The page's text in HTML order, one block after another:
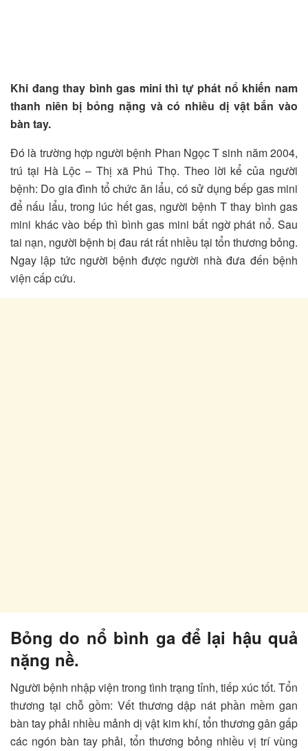
Khi đang thay bình gas mini thì tự phát nổ khiến nam
thanh niên bị bỏng nặng và có nhiều dị vật bắn vào
bàn tay.
Đó là trường hợp người bệnh Phan Ngọc T sinh năm 2004,
trú tại Hà Lộc – Thị xã Phú Thọ. Theo lời kể của người
bệnh: Do gia đình tổ chức ăn lẩu, có sử dụng bếp gas mini
để nấu lẩu, trong lúc hết gas, người bệnh T thay bình gas
mini khác vào bếp thì bình gas mini bất ngờ phát nổ. Sau
tai nạn, người bệnh bị đau rát rất nhiều tại tổn thương bỏng.
Ngay lập tức người bệnh được người nhà đưa đến bệnh
viện cấp cứu.
Bỏng do nổ bình ga để lại hậu quả
nặng nề.
Người bệnh nhập viện trong tình trạng tỉnh, tiếp xúc tốt. Tổn
thương tại chỗ gồm: Vết thương dập nát phần mềm gan
bàn tay phải nhiều mảnh dị vật kim khí, tổn thương gân gấp
các ngón bàn tay phải, tổn thương bỏng nhiều vị trí vùng